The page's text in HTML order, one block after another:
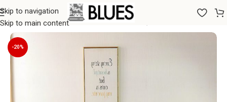
Skip to navigation
Skip to main content
Sākums/Gultas veļa/200x220 GULTAS VEĻAS KOMPLEKTI
-20%